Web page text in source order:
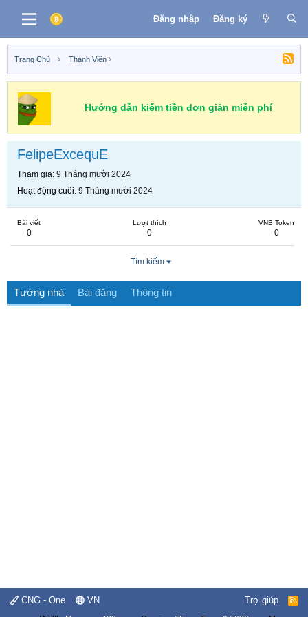
Đăng nhập Đăng ký
Trang Chủ Thành Viên
Hướng dẫn kiếm tiền đơn giản miễn phí
FelipeExcequE
Tham gia 9 Tháng mười 2024
Hoạt động cuối 9 Tháng mười 2024
Bài viết
0
Lượt thích
0
VNB Token
0
Tìm kiếm
Tường nhà Bài đăng Thông tin
CNG - One VN Trợ giúp
R